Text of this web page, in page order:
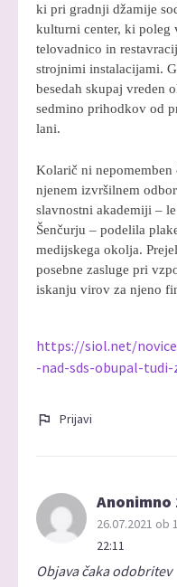
ki pri gradnji džamije
kulturni center, ki poleg
telovadnico in
strojnimi instalacijami.
besedah skupaj vreden
sedmino prihodkov od
lani.
Kolarič ni nepomemben
njenem izvršilnem
slavnostni akademiji –
Šenčurju – podelila
medijskega okolja.
posebne zasluge pri
iskanju virov za njeno
https://siol.net/
-nad-sds-obupal-tudi-
Prijavi
Anonimno
26.07.2021 ob
22:11
Objava čaka odobritev